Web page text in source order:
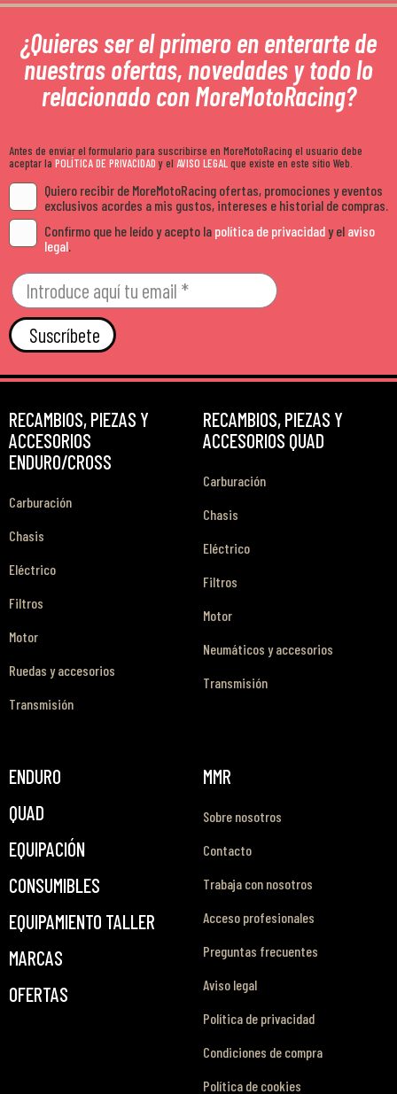
¿Quieres ser el primero en enterarte de
nuestras ofertas, novedades y todo lo
relacionado con MoreMotoRacing?
Antes de enviar el formulario para suscribirse en MoreMotoRacing el usuario debe
aceptar la POLÍTICA DE PRIVACIDADy el AVISO LEGALque existe en este sitio Web.
Quiero recibir de MoreMotoRacing ofertas, promociones y eventos
exclusivos acordes a mis gustos, intereses e historial de compras.
Confirmo que he leído y acepto la política de privacidady el aviso
legal.
Suscríbete
RECAMBIOS, PIEZAS Y
ACCESORIOS
ENDURO/CROSS
Carburación
Chasis
Eléctrico
Filtros
Motor
Ruedas y accesorios
Transmisión
RECAMBIOS, PIEZAS Y
ACCESORIOS QUAD
Carburación
Chasis
Eléctrico
Filtros
Motor
Neumáticos y accesorios
Transmisión
ENDURO
QUAD
EQUIPACIÓN
CONSUMIBLES
EQUIPAMIENTO TALLER
MARCAS
OFERTAS
MMR
Sobre nosotros
Contacto
Trabaja con nosotros
Acceso profesionales
Preguntas frecuentes
Aviso legal
Política de privacidad
Condiciones de compra
Política de cookies